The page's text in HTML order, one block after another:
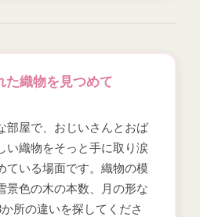
た織物を見つめて
部屋で、おじいさんとおば
い織物をそっと手に取り涙
ている場面です。織物の模
景色の木の本数、月の形な
所の違いを探してくださ